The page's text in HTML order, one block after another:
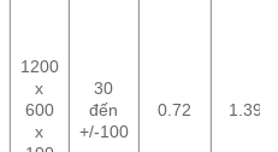
1200
x
600
x
30
đến
+/-100
0.72 1.39